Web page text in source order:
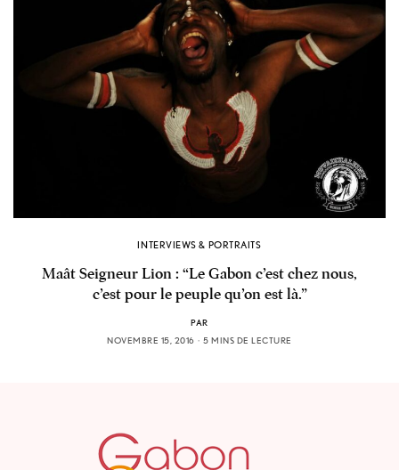
INTERVIEWS & PORTRAITS
Maât Seigneur Lion : “Le Gabon c’est chez nous,
c’est pour le peuple qu’on est là.”
PAR
NOVEMBRE 15, 2016
5 MINS DE LECTURE